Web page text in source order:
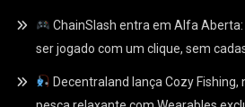
ChainSlash entra em Alfa
ser jogado com um clique, sem
Decentraland lança Cozy Fishing,